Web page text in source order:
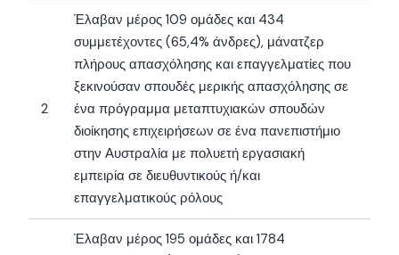
2
Έλαβαν μέρος 109 ομάδες και 434
συμμετέχοντες (65,4% άνδρες), μάνατζερ
πλήρους απασχόλησης και επαγγελματίες που
ξεκινούσαν σπουδές μερικής απασχόλησης σε
ένα πρόγραμμα μεταπτυχιακών σπουδών
διοίκησης επιχειρήσεων σε ένα πανεπιστήμιο
στην Αυστραλία με πολυετή εργασιακή
εμπειρία σε διευθυντικούς ή/και
επαγγελματικούς ρόλους
Έλαβαν μέρος 195 ομάδες και 1784